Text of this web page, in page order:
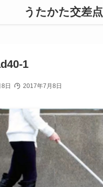
うたかた交差点
1
日 2017年7月8日